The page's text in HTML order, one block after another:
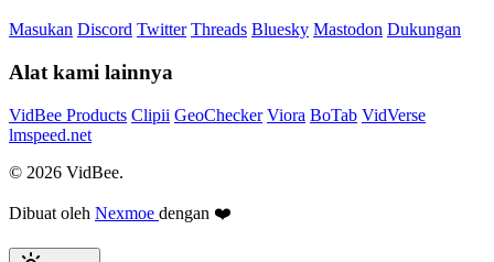
Masukan Discord Twitter Threads Bluesky Mastodon Dukungan
Alat kami lainnya
VidBee Products Clipii GeoChecker Viora BoTab VidVerse
lmspeed.net
© 2026 VidBee.
Dibuat oleh Nexmoe dengan ❤️